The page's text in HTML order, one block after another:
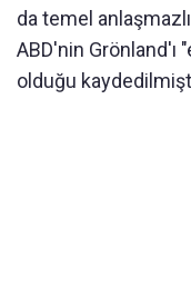
da temel
ABD'nin Grönland'ı
olduğu